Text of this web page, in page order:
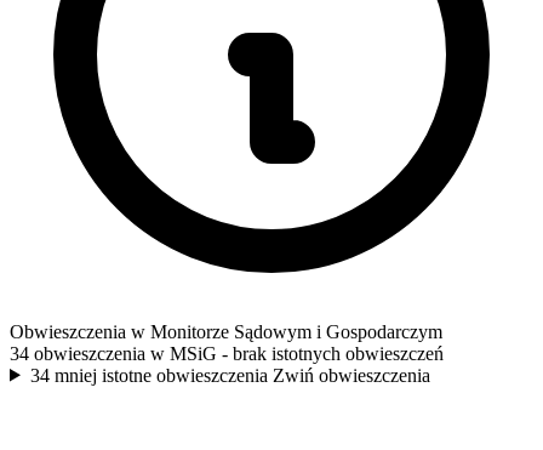
Obwieszczenia w Monitorze Sądowym i Gospodarczym
34 obwieszczenia w MSiG - brak istotnych obwieszczeń
34 mniej istotne obwieszczenia Zwiń obwieszczenia